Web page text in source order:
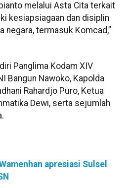
melalui Asta Cita terkait
kesiapsiagaan dan disiplin
negara, termasuk Komcad,”
Panglima Kodam XIV
Bangun Nawoko, Kapolda
Rahardjo Puro, Ketua
Dewi, serta sejumlah
apresiasi Sulsel